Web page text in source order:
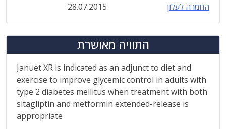
החמרה לעלון
28.07.2015
התוויה מאושרת
Januet XR is indicated as an adjunct to diet and
exercise to improve glycemic control in adults with
type 2 diabetes mellitus when treatment with both
sitagliptin and metformin extended-release is
appropriate